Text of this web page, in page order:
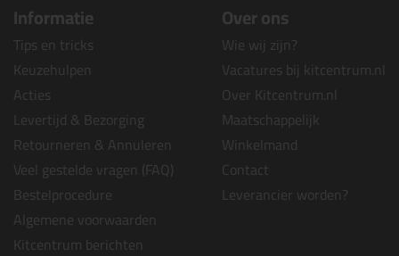
Informatie
Tips en tricks
Keuzehulpen
Acties
Levertijd & Bezorging
Retourneren & Annuleren
Veel gestelde vragen (FAQ)
Bestelprocedure
Algemene voorwaarden
Kitcentrum berichten
Over ons
Wie wij zijn?
Vacatures bij kitcentrum.nl
Over Kitcentrum.nl
Maatschappelijk
Winkelmand
Contact
Leverancier worden?